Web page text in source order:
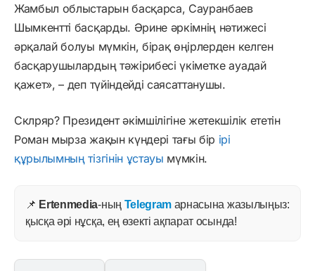
Жамбыл облыстарын басқарса, Сауранбаев
Шымкентті басқарды. Әрине әркімнің нәтижесі
әрқалай болуы мүмкін, бірақ өңірлерден келген
басқарушылардың тәжірибесі үкіметке ауадай
қажет», – деп түйіндейді саясаттанушы.
Склряр? Президент әкімшілігіне жетекшілік ететін
Роман мырза жақын күндері тағы бір ірі
құрылымның тізгінін ұстауы мүмкін.
📌 Ertenmedia-ның Telegram арнасына жазылыңыз:
қысқа әрі нұсқа, ең өзекті ақпарат осында!